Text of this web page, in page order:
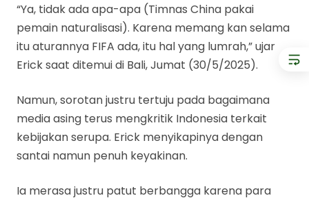
“Ya, tidak ada apa-apa (Timnas China pakai
pemain naturalisasi). Karena memang kan selama
itu aturannya FIFA ada, itu hal yang lumrah,” ujar
Erick saat ditemui di Bali, Jumat (30/5/2025).
Namun, sorotan justru tertuju pada bagaimana
media asing terus mengkritik Indonesia terkait
kebijakan serupa. Erick menyikapinya dengan
santai namun penuh keyakinan.
Ia merasa justru patut berbangga karena para